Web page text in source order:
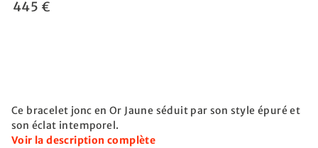
445 €
Ce bracelet jonc en Or Jaune séduit par son style épuré et
son éclat intemporel.
Voir la description complète